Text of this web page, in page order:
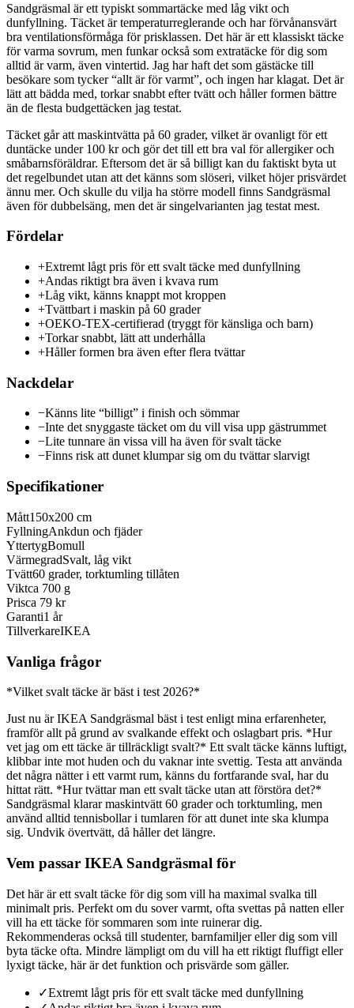
Sandgräsmal är ett typiskt sommartäcke med låg vikt och
dunfyllning. Täcket är temperaturreglerande och har förvånansvärt
bra ventilationsförmåga för prisklassen. Det här är ett klassiskt täcke
för varma sovrum, men funkar också som extratäcke för dig som
alltid är varm, även vintertid. Jag har haft det som gästäcke till
besökare som tycker “allt är för varmt”, och ingen har klagat. Det är
lätt att bädda med, torkar snabbt efter tvätt och håller formen bättre
än de flesta budgettäcken jag testat.
Täcket går att maskintvätta på 60 grader, vilket är ovanligt för ett
duntäcke under 100 kr och gör det till ett bra val för allergiker och
småbarnsföräldrar. Eftersom det är så billigt kan du faktiskt byta ut
det regelbundet utan att det känns som slöseri, vilket höjer prisvärdet
ännu mer. Och skulle du vilja ha större modell finns Sandgräsmal
även för dubbelsäng, men det är singelvarianten jag testat mest.
Fördelar
+Extremt lågt pris för ett svalt täcke med dunfyllning
+Andas riktigt bra även i kvava rum
+Låg vikt, känns knappt mot kroppen
+Tvättbart i maskin på 60 grader
+OEKO-TEX-certifierad (tryggt för känsliga och barn)
+Torkar snabbt, lätt att underhålla
+Håller formen bra även efter flera tvättar
Nackdelar
−Känns lite “billigt” i finish och sömmar
−Inte det snyggaste täcket om du vill visa upp gästrummet
−Lite tunnare än vissa vill ha även för svalt täcke
−Finns risk att dunet klumpar sig om du tvättar slarvigt
Specifikationer
Mått150x200 cm
FyllningAnkdun och fjäder
YttertygBomull
VärmegradSvalt, låg vikt
Tvätt60 grader, torktumling tillåten
Viktca 700 g
Prisca 79 kr
Garanti1 år
TillverkareIKEA
Vanliga frågor
*Vilket svalt täcke är bäst i test 2026?*
Just nu är IKEA Sandgräsmal bäst i test enligt mina erfarenheter,
framför allt på grund av svalkande effekt och oslagbart pris. *Hur
vet jag om ett täcke är tillräckligt svalt?* Ett svalt täcke känns luftigt,
klibbar inte mot huden och du vaknar inte svettig. Testa att använda
det några nätter i ett varmt rum, känns du fortfarande sval, har du
hittat rätt. *Hur tvättar man ett svalt täcke utan att förstöra det?*
Sandgräsmal klarar maskintvätt 60 grader och torktumling, men
använd alltid tennisbollar i tumlaren för att dunet inte ska klumpa
sig. Undvik övertvätt, då håller det längre.
Vem passar IKEA Sandgräsmal för
Det här är ett svalt täcke för dig som vill ha maximal svalka till
minimalt pris. Perfekt om du sover varmt, ofta svettas på natten eller
vill ha ett täcke för sommaren som inte ruinerar dig.
Rekommenderas också till studenter, barnfamiljer eller dig som vill
byta täcke ofta. Mindre lämpligt om du vill ha ett riktigt fluffigt eller
lyxigt täcke, här är det funktion och prisvärde som gäller.
✓Extremt lågt pris för ett svalt täcke med dunfyllning